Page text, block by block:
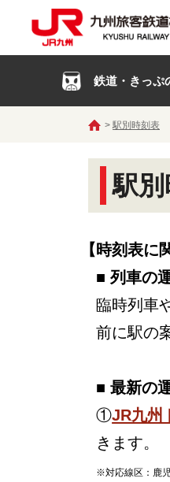
鉄道・きっぷ
駅別時刻表
駅
【時刻表に
■ 列車の
臨時列車
前に駅の
■ 最新の
①JR九州
きます。
※対応線区：鹿